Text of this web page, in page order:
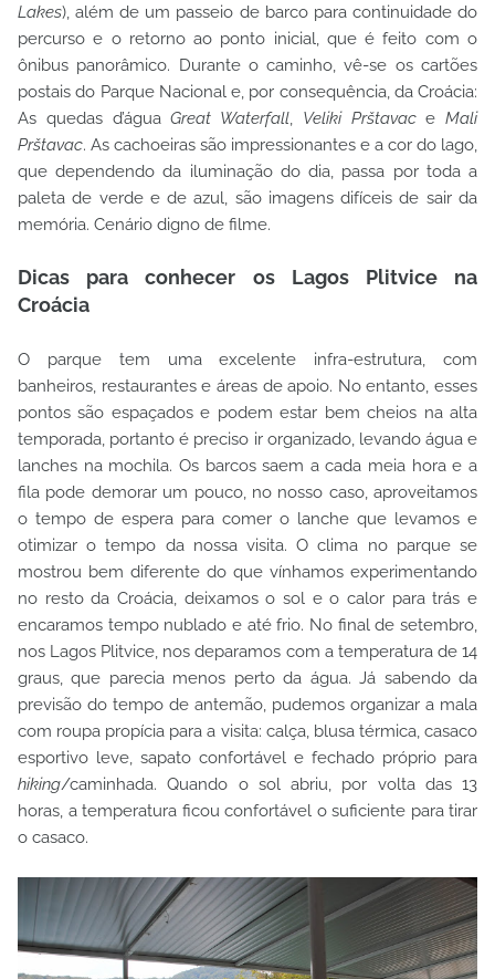
Lakes), além de um passeio de barco para continuidade do
percurso e o retorno ao ponto inicial, que é feito com o
ônibus panorâmico. Durante o caminho, vê-se os cartões
postais do Parque Nacional e, por consequência, da Croácia:
As quedas d’águaGreat Waterfall, Veliki Prštavace Mali
Prštavac. As cachoeiras são impressionantes e a cor do lago,
que dependendo da iluminação do dia, passa por toda a
paleta de verde e de azul, são imagens difíceis de sair da
memória. Cenário digno de filme.
Dicas para conhecer os Lagos Plitvice na
Croácia
O parque tem uma excelente infra-estrutura, com
banheiros, restaurantes e áreas de apoio. No entanto, esses
pontos são espaçados e podem estar bem cheios na alta
temporada, portanto é preciso ir organizado, levando água e
lanches na mochila. Os barcos saem a cada meia hora e a
fila pode demorar um pouco, no nosso caso, aproveitamos
o tempo de espera para comer o lanche que levamos e
otimizar o tempo da nossa visita. O clima no parque se
mostrou bem diferente do que vínhamos experimentando
no resto da Croácia, deixamos o sol e o calor para trás e
encaramos tempo nublado e até frio. No final de setembro,
nos Lagos Plitvice, nos deparamos com a temperatura de 14
graus, que parecia menos perto da água. Já sabendo da
previsão do tempo de antemão, pudemos organizar a mala
com roupa propícia para a visita: calça, blusa térmica, casaco
esportivo leve, sapato confortável e fechado próprio para
hiking/caminhada. Quando o sol abriu, por volta das 13
horas, a temperatura ficou confortável o suficiente para tirar
o casaco.